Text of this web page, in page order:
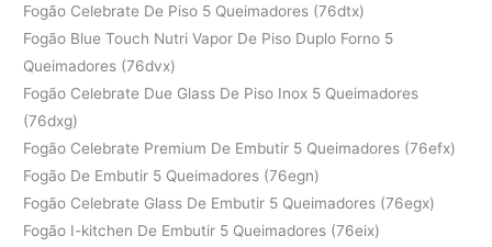
Fogão Celebrate De Piso 5 Queimadores (76dtx)
Fogão Blue Touch Nutri Vapor De Piso Duplo Forno 5
Queimadores (76dvx)
Fogão Celebrate Due Glass De Piso Inox 5 Queimadores
(76dxg)
Fogão Celebrate Premium De Embutir 5 Queimadores (76efx)
Fogão De Embutir 5 Queimadores (76egn)
Fogão Celebrate Glass De Embutir 5 Queimadores (76egx)
Fogão I-kitchen De Embutir 5 Queimadores (76eix)